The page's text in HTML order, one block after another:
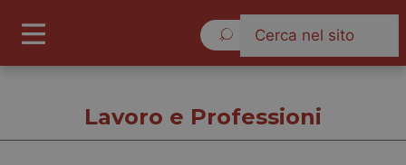
Lavoro e Professioni